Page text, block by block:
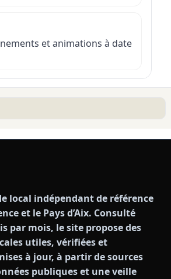
et animations à date
local indépendant de référence
et le Pays d’Aix. Consulté
par mois, le site propose des
utiles, vérifiées et
à jour, à partir de sources
publiques et une veille